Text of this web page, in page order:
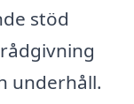
stöd
underhåll.